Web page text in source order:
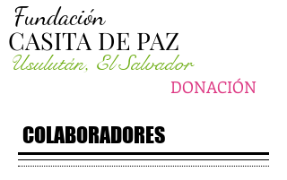
CASITA DE PAZ
Usulután, El Salvador
Fundación
DONACIÓN
COLABORADORES